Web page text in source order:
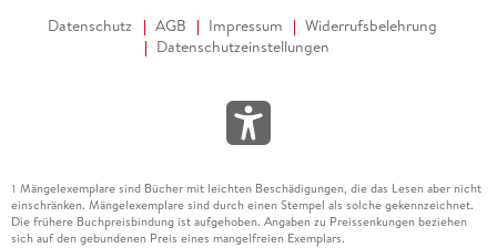
Datenschutz AGB Impressum
Widerrufsbelehrung
Datenschutzeinstellungen
1 Mängelexemplare sind Bücher mit leichten Beschädigungen, die das Lesen aber nicht
einschränken. Mängelexemplare sind durch einen Stempel als solche gekennzeichnet.
Die frühere Buchpreisbindung ist aufgehoben. Angaben zu Preissenkungen beziehen
sich auf den gebundenen Preis eines mangelfreien Exemplars.